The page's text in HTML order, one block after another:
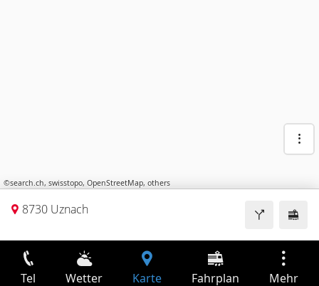
©search.ch, swisstopo, OpenStreetMap, others
8730 Uznach
Tel Wetter Karte Fahrplan Mehr